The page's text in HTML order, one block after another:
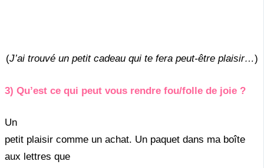
(J’ai trouvé un petit cadeau qui te fera peut-être plaisir…)
3) Qu’est ce qui peut vous rendre fou/folle de joie ?
Un
petit plaisir comme un achat. Un paquet dans ma boîte
aux lettres que